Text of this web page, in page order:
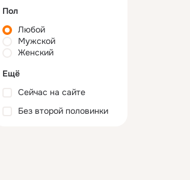
Пол
Любой
Мужской
Женский
Ещё
Сейчас на сайте
Без второй половинки